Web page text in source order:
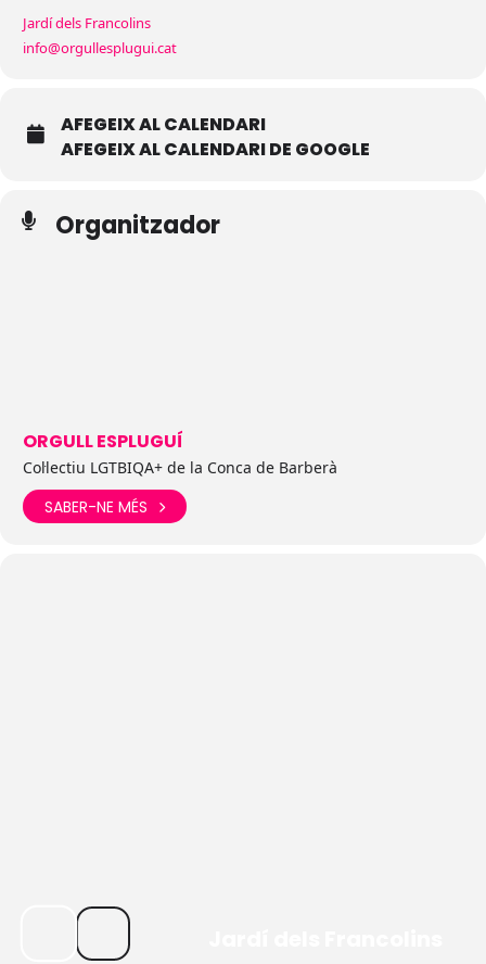
Jardí dels Francolins
info@orgullesplugui.cat
AFEGEIX AL CALENDARI
AFEGEIX AL CALENDARI DE GOOGLE
Organitzador
ORGULL ESPLUGUÍ
Col·lectiu LGTBIQA+ de la Conca de Barberà
SABER-NE MÉS